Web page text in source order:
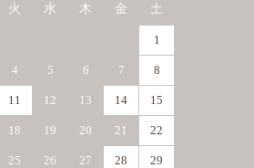
火 水 木 金 土
1
4 5 6 7 8
11 12 13 14 15
18 19 20 21 22
25 26 27 28 29